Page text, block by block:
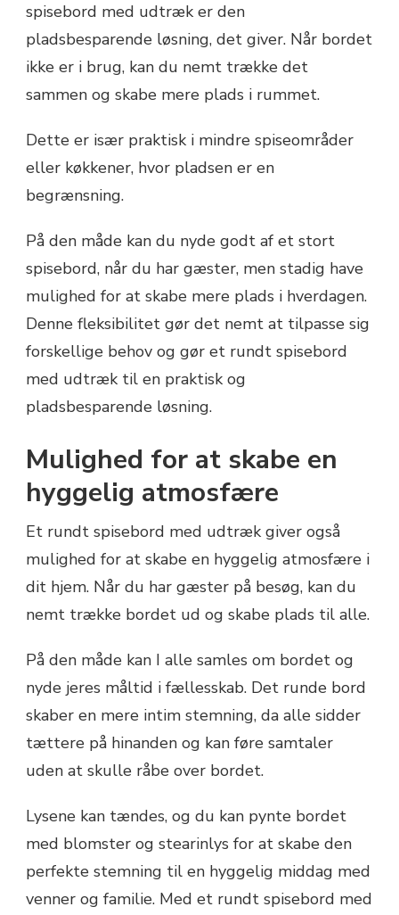
spisebord med udtræk er den
pladsbesparende løsning, det giver. Når bordet
ikke er i brug, kan du nemt trække det
sammen og skabe mere plads i rummet.
Dette er især praktisk i mindre spiseområder
eller køkkener, hvor pladsen er en
begrænsning.
På den måde kan du nyde godt af et stort
spisebord, når du har gæster, men stadig have
mulighed for at skabe mere plads i hverdagen.
Denne fleksibilitet gør det nemt at tilpasse sig
forskellige behov og gør et rundt spisebord
med udtræk til en praktisk og
pladsbesparende løsning.
Mulighed for at skabe en
hyggelig atmosfære
Et rundt spisebord med udtræk giver også
mulighed for at skabe en hyggelig atmosfære i
dit hjem. Når du har gæster på besøg, kan du
nemt trække bordet ud og skabe plads til alle.
På den måde kan I alle samles om bordet og
nyde jeres måltid i fællesskab. Det runde bord
skaber en mere intim stemning, da alle sidder
tættere på hinanden og kan føre samtaler
uden at skulle råbe over bordet.
Lysene kan tændes, og du kan pynte bordet
med blomster og stearinlys for at skabe den
perfekte stemning til en hyggelig middag med
venner og familie. Med et rundt spisebord med